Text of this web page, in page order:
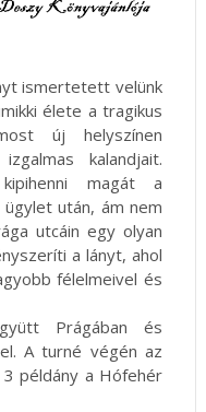
ismertetett velünk
élete a tragikus
új helyszínen
kalandjait.
magát a
után, ám nem
utcáin egy olyan
a lányt, ahol
félelmeivel és
Prágában és
A turné végén az
példány a Hófehér